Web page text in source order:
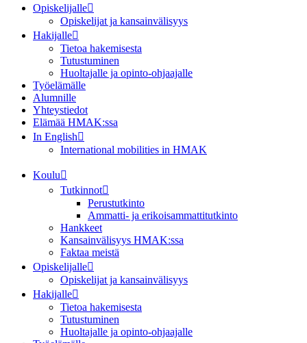
Opiskelijalle
Opiskelijat ja kansainvälisyys
Hakijalle
Tietoa hakemisesta
Tutustuminen
Huoltajalle ja opinto-ohjaajalle
Työelämälle
Alumnille
Yhteystiedot
Elämää HMAK:ssa
In English
International mobilities in HMAK
Koulu
Tutkinnot
Perustutkinto
Ammatti- ja erikoisammattitutkinto
Hankkeet
Kansainvälisyys HMAK:ssa
Faktaa meistä
Opiskelijalle
Opiskelijat ja kansainvälisyys
Hakijalle
Tietoa hakemisesta
Tutustuminen
Huoltajalle ja opinto-ohjaajalle